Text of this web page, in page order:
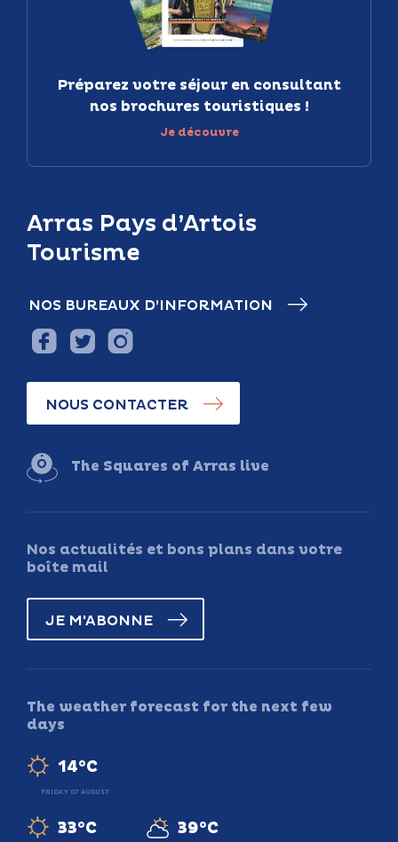
Arras Pays d’Artois
Tourisme
NOS BUREAUX D’INFORMATION
NOUS CONTACTER
The Squares of Arras live
Nos actualités et bons plans dans votre
boîte mail
JE M'ABONNE
The weather forecast for the next few
days
14°C
FRIDAY 07 AUGUST
33°C 39°C
Préparez votre séjour en consultant
nos brochures touristiques !
Je découvre